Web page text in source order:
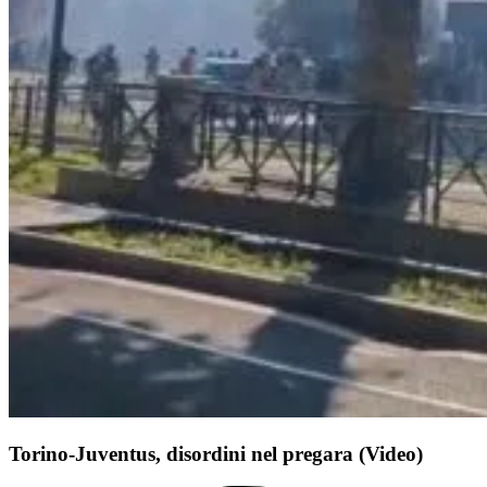
Torino-Juventus, disordini nel pregara (Video)